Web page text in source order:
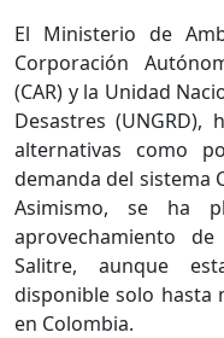
El Ministerio de
Corporación
(CAR) y la Unidad
Desastres
alternativas como
demanda del sistema
Asimismo, se ha
aprovechamiento
Salitre, aunque
disponible solo hasta
en Colombia.